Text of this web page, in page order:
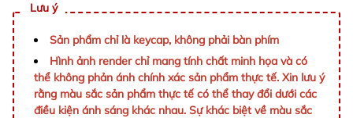
Lưu ý
Sản phẩm chỉ là keycap, không phải bàn phím
Hình ảnh render chỉ mang tính chất minh họa và có
thể không phản ánh chính xác sản phẩm thực tế. Xin lưu ý
rằng màu sắc sản phẩm thực tế có thể thay đổi dưới các
điều kiện ánh sáng khác nhau. Sự khác biệt về màu sắc